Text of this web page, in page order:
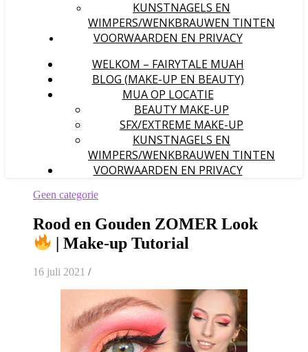
KUNSTNAGELS EN
WIMPERS/WENKBRAUWEN TINTEN
VOORWAARDEN EN PRIVACY
WELKOM – FAIRYTALE MUAH
BLOG (MAKE-UP EN BEAUTY)
MUA OP LOCATIE
BEAUTY MAKE-UP
SFX/EXTREME MAKE-UP
KUNSTNAGELS EN
WIMPERS/WENKBRAUWEN TINTEN
VOORWAARDEN EN PRIVACY
Geen categorie
Rood en Gouden ZOMER Look
| Make-up Tutorial
16 juli 2021 /